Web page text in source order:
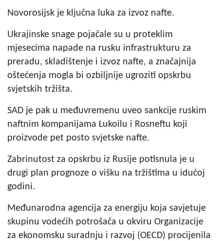
Novorosijsk je ključna luka za izvoz nafte.
Ukrajinske snage pojačale su u proteklim
mjesecima napade na rusku infrastrukturu za
preradu, skladištenje i izvoz nafte, a značajnija
oštećenja mogla bi ozbiljnije ugroziti opskrbu
svjetskih tržišta.
SAD je pak u međuvremenu uveo sankcije ruskim
naftnim kompanijama Lukoilu i Rosneftu koji
proizvode pet posto svjetske nafte.
Zabrinutost za opskrbu iz Rusije potisnula je u
drugi plan prognoze o višku na tržištima u idućoj
godini.
Međunarodna agencija za energiju koja savjetuje
skupinu vodećih potrošača u okviru Organizacije
za ekonomsku suradnju i razvoj (OECD) procijenila